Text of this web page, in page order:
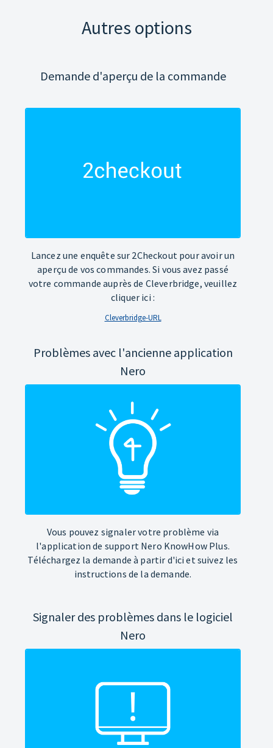
Autres options
Demande d'aperçu de la commande
Lancez une enquête sur 2Checkout pour avoir un
aperçu de vos commandes. Si vous avez passé
votre commande auprès de Cleverbridge, veuillez
cliquer ici :
Cleverbridge-URL
Problèmes avec l'ancienne application
Nero
Vous pouvez signaler votre problème via
l'application de support Nero KnowHow Plus.
Téléchargez la demande à partir d'ici et suivez les
instructions de la demande.
Signaler des problèmes dans le logiciel
Nero